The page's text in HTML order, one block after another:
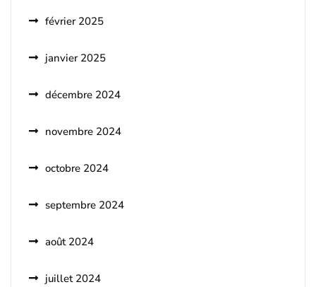
février 2025
janvier 2025
décembre 2024
novembre 2024
octobre 2024
septembre 2024
août 2024
juillet 2024